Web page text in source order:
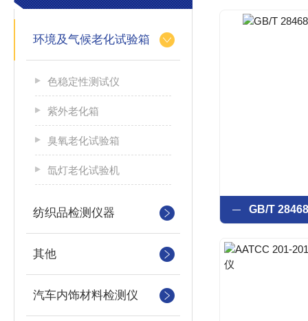
环境及气候老化试验箱
色稳定性测试仪
紫外老化箱
臭氧老化试验箱
氙灯老化试验机
纺织品检测仪器
其他
汽车内饰材料检测仪